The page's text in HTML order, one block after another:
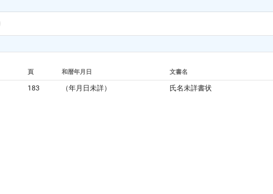
頁 和暦年月日 文書名
183 （年月日未詳） 氏名未詳書状